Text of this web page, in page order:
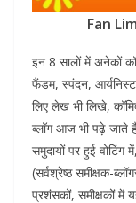
Fan
इन 8 सालों में अनेकों
फैंडम, स्पंदन,
लिए लेख भी लिखे,
ब्लॉग आज भी पढ़े जाते
समुदायों पर हुई
(सर्वश्रेष्ठ समीक्षक-
प्रशंसकों, समीक्षकों में